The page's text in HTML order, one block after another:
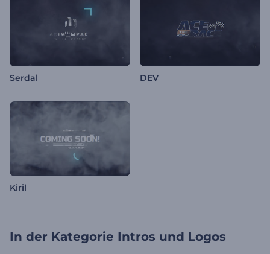
Serdal DEV
Kiril
In der Kategorie Intros und Logos